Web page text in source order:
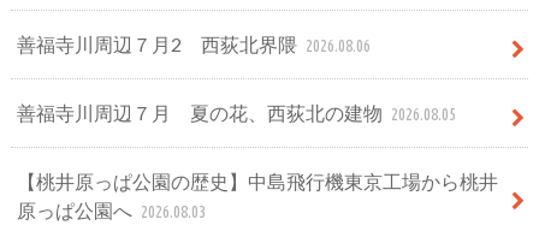
善福寺川周辺７月2 西荻北界隈 2026.08.06
善福寺川周辺７月 夏の花、西荻北の建物 2026.08.05
【桃井原っぱ公園の歴史】中島飛行機東京工場から桃井
原っぱ公園へ 2026.08.03